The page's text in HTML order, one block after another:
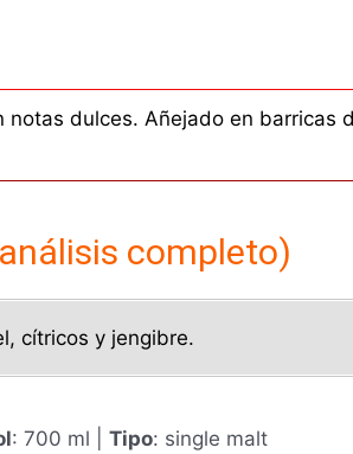
notas dulces. Añejado en barricas
completo)
cítricos y jengibre.
: 700 ml | Tipo: single malt